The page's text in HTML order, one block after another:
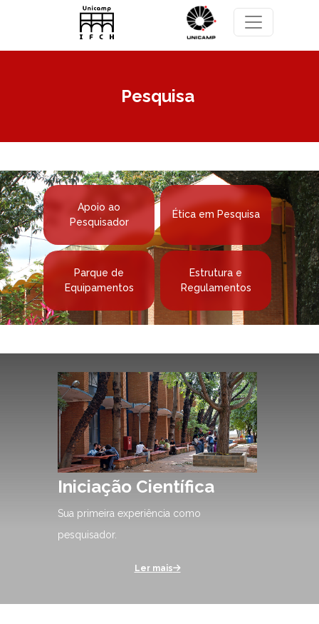
Pular para o conteúdo principal
Pesquisa
Apoio ao
Pesquisador
Ética em Pesquisa
Parque de
Equipamentos
Estrutura e
Regulamentos
Iniciação Científica
Sua primeira experiência como
pesquisador.
Ler mais